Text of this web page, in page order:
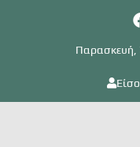
Παρασκευή,